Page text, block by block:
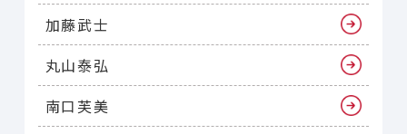
加藤武士
丸山泰弘
南口芙美